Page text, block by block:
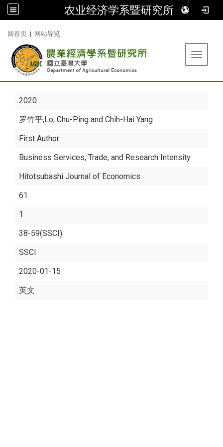
农业经济学系暨研究所
回首页 | 网站导览
Toggle
2020
罗竹平,Lo, Chu-Ping and Chih-Hai Yang
First Author
Business Services, Trade, and Research Intensity
Hitotsubashi Journal of Economics
61
1
38-59(SSCI)
SSCI
2020-01-15
英文